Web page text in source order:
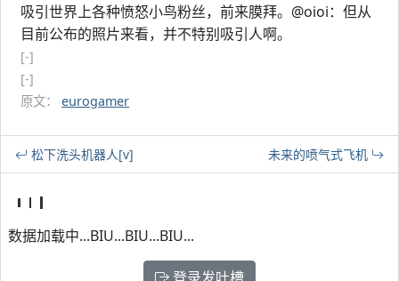
吸引世界上各种愤怒小鸟粉丝，前来膜拜。@oioi：但从
目前公布的照片来看，并不特别吸引人啊。
[-]
[-]
原文： eurogamer
松下洗头机器人[v] 未来的喷气式飞机
数据加载中...BIU...BIU...BIU...